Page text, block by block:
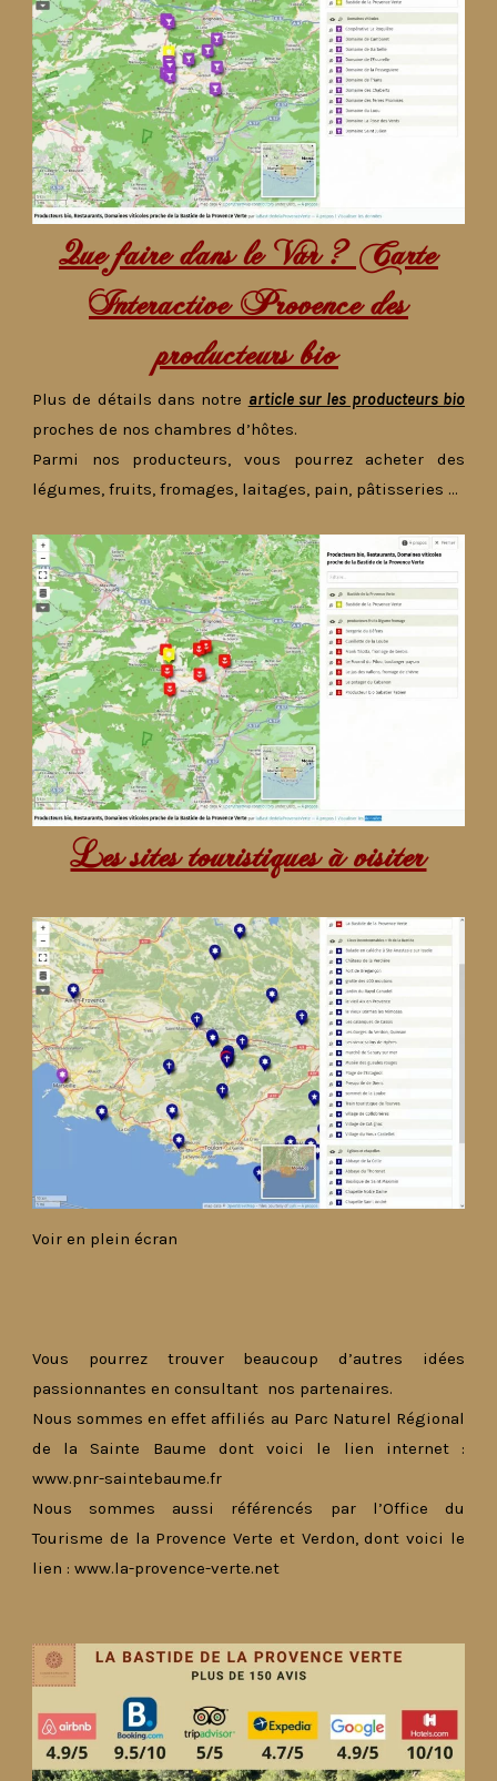
Que faire dans le Var ? Carte
Interactive Provence des
producteurs bio
Plus de détails dans notre article sur les producteurs bio
proches de nos chambres d’hôtes.
Parmi nos producteurs, vous pourrez acheter des
légumes, fruits, fromages, laitages, pain, pâtisseries …
Les sites touristiques à visiter
Voir en plein écran
Vous pourrez trouver beaucoup d’autres idées
passionnantes en consultant nos partenaires.
Nous sommes en effet affiliés au Parc Naturel Régional
de la Sainte Baume dont voici le lien internet :
www.pnr-saintebaume.fr
Nous sommes aussi référencés par l’Office du
Tourisme de la Provence Verte et Verdon, dont voici le
lien : www.la-provence-verte.net